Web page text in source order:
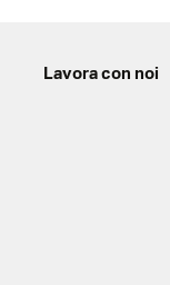
Lavora con noi